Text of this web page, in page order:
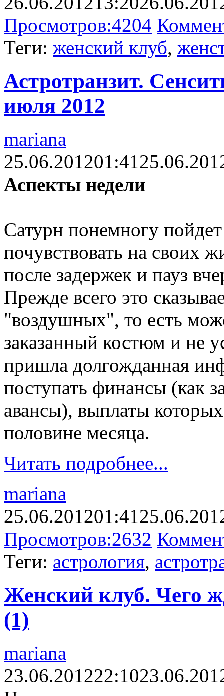
Просмотров:4204
Теги: женский клуб,
Астротранзит.
июля 2012
mariana
25.06.201201:41
Аспекты недели
Сатурн понемногу
почувствовать на своих
после задержек и пауз
Прежде всего это
"воздушных", то есть
заказанный костюм и не
пришла долгожданная
поступать финансы (как
авансы), выплаты
половине месяца.
Читать подробнее...
mariana
25.06.201201:41
Просмотров:2632
Теги: астрология,
Женский клуб. Чего
(1)
mariana
23.06.201222:10